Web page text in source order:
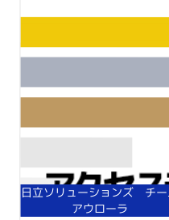
日立ソリューションズ チー
アウローラ